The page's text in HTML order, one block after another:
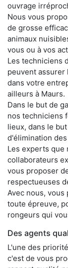
ouvrage
Nous vous
de grosse
animaux
vous ou à vos
Les techniciens
peuvent assurer
dans votre
ailleurs à Maurs.
Dans le but de
nos techniciens
lieux, dans le
d'élimination
Les experts que
collaborateurs
vous proposer
respectueuses
Avec nous,
toute épreuve,
rongeurs qui
Des agents
L'une des
c'est de vous